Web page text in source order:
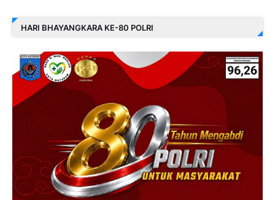
HARI BHAYANGKARA KE-80 POLRI